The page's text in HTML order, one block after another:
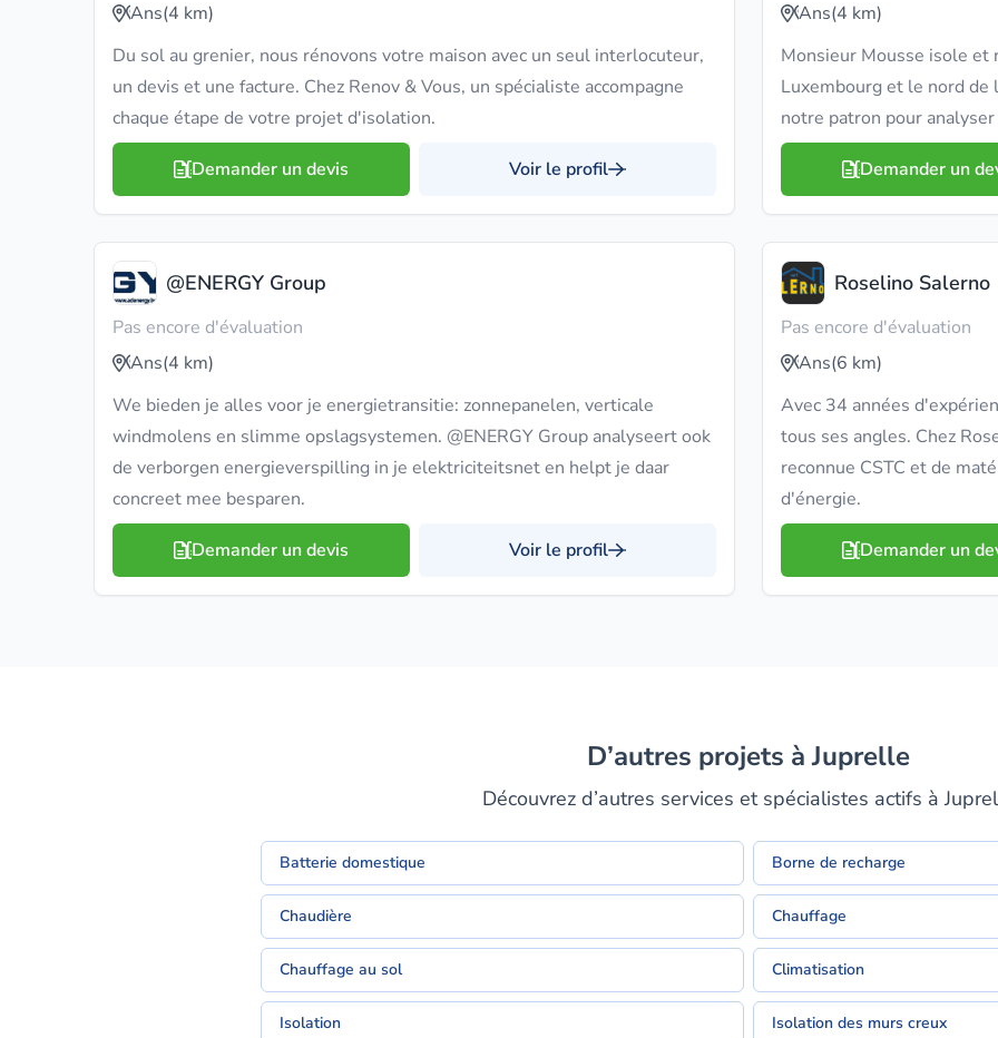
Ans(4 km)
Du sol au grenier, nous rénovons votre maison avec un seul interlocuteur,
un devis et une facture. Chez Renov & Vous, un spécialiste accompagne
chaque étape de votre projet d'isolation.
Demander un devis Voir le profil
Ans(4 km)
Monsieur Mousse isole
Luxembourg et le nord de
notre patron pour
Demander un
@ENERGY Group
Pas encore d'évaluation
Ans(4 km)
We bieden je alles voor je energietransitie: zonnepanelen, verticale
windmolens en slimme opslagsystemen. @ENERGY Group analyseert ook
de verborgen energieverspilling in je elektriciteitsnet en helpt je daar
concreet mee besparen.
Demander un devis Voir le profil
Roselino Salerno
Pas encore d'évaluation
Ans(6 km)
Avec 34 années
tous ses angles. Chez
reconnue CSTC et de
d'énergie.
Demander un
D’autres projets à Juprelle
Découvrez d’autres services et spécialistes actifs à
Batterie domestique Borne de recharge
Chaudière Chauffage
Chauffage au sol Climatisation
Isolation Isolation des murs creux